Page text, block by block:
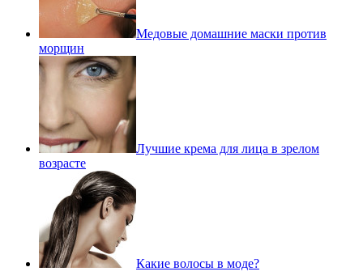
Медовые домашние маски против
морщин
Лучшие крема для лица в зрелом
возрасте
Какие волосы в моде?